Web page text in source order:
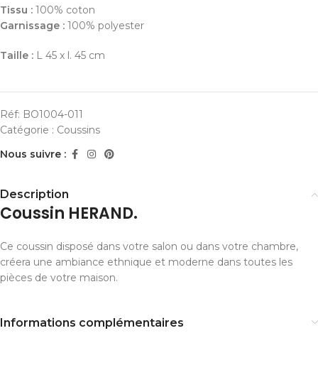
Tissu : 100% coton
Garnissage : 100% polyester
Taille : L 45 x l. 45 cm
Réf: BO1004-011
Catégorie : Coussins
Nous suivre :
Description
Coussin HERAND.
Ce coussin disposé dans votre salon ou dans votre chambre,
créera une ambiance ethnique et moderne dans toutes les
pièces de votre maison.
Informations complémentaires